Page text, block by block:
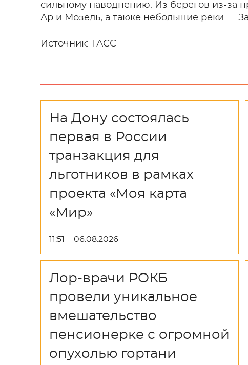
сильному наводнению. Из берегов из-
Ар и Мозель, а также небольшие реки —
Источник: ТАСС
На Дону состоялась
первая в России
транзакция для
льготников в рамках
проекта «Моя карта
«Мир»
11:51 06.08.2026
Лор-врачи РОКБ
провели уникальное
вмешательство
пенсионерке с огромной
опухолью гортани